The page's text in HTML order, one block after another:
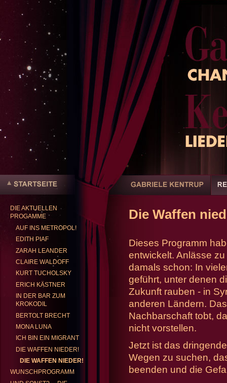
Benutzerspezifische
Direkt
zum
Inhalt
Sektionen
GABRIELE KENTRUP
Startseite
DIE AKTUELLEN
PROGAMME
AUF INS METROPOL!
EDITH PIAF
ZARAH LEANDER
CLAIRE WALDOFF
KURT TUCHOLSKY
ERICH KÄSTNER
IN DER BAR ZUM
KROKODIL
BERTOLT BRECHT
MONA LUNA
ICH BIN EIN MIGRANT
DIE WAFFEN NIEDER!
DIE WAFFEN NIEDER!
WUNSCHPROGRAMM
Die Waffen
Dieses Programm
entwickelt. Anlässe
damals schon: In
geführt, unter denen
Zukunft rauben - in
anderen Ländern.
Nachbarschaft tobt,
nicht vorstellen.
Jetzt ist das
Wegen zu suchen,
beenden und die